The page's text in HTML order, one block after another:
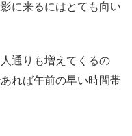
に来るにはとても向い
通りも増えてくるの
れば午前の早い時間帯